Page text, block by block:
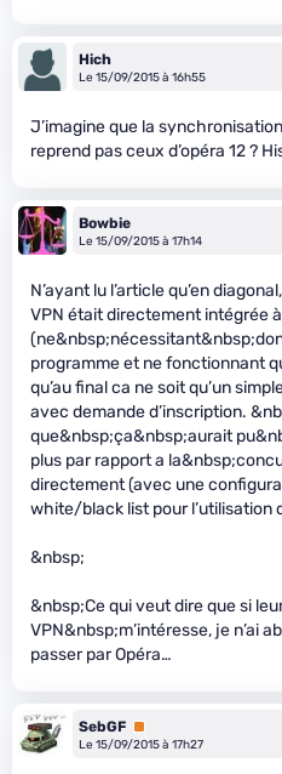
Hich
Le 15/09/2015 à 16h55
J’imagine que la
reprend pas ceux d’opéra 12 ?
Bowbie
Le 15/09/2015 à 17h14
N’ayant lu l’article qu’en
VPN était directement intégrée
programme et ne fonctionnant
qu’au final ca ne soit qu’un
avec demande d’inscription.
que&nbsp;ça&nbsp;aurait
plus par rapport a
directement (avec une
white/black list pour l’utilisation
&nbsp;
&nbsp;Ce qui veut dire que si
VPN&nbsp;m’intéresse, je n’ai
passer par Opéra…
SebGF Premium
Le 15/09/2015 à 17h27